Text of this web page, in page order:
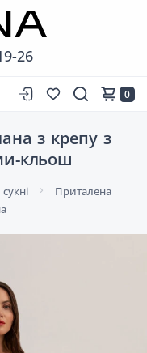
26
0
з крепу з
кльош
Приталена